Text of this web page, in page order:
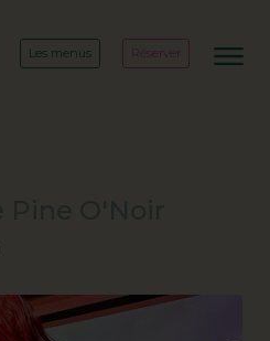
Les menus Réserver